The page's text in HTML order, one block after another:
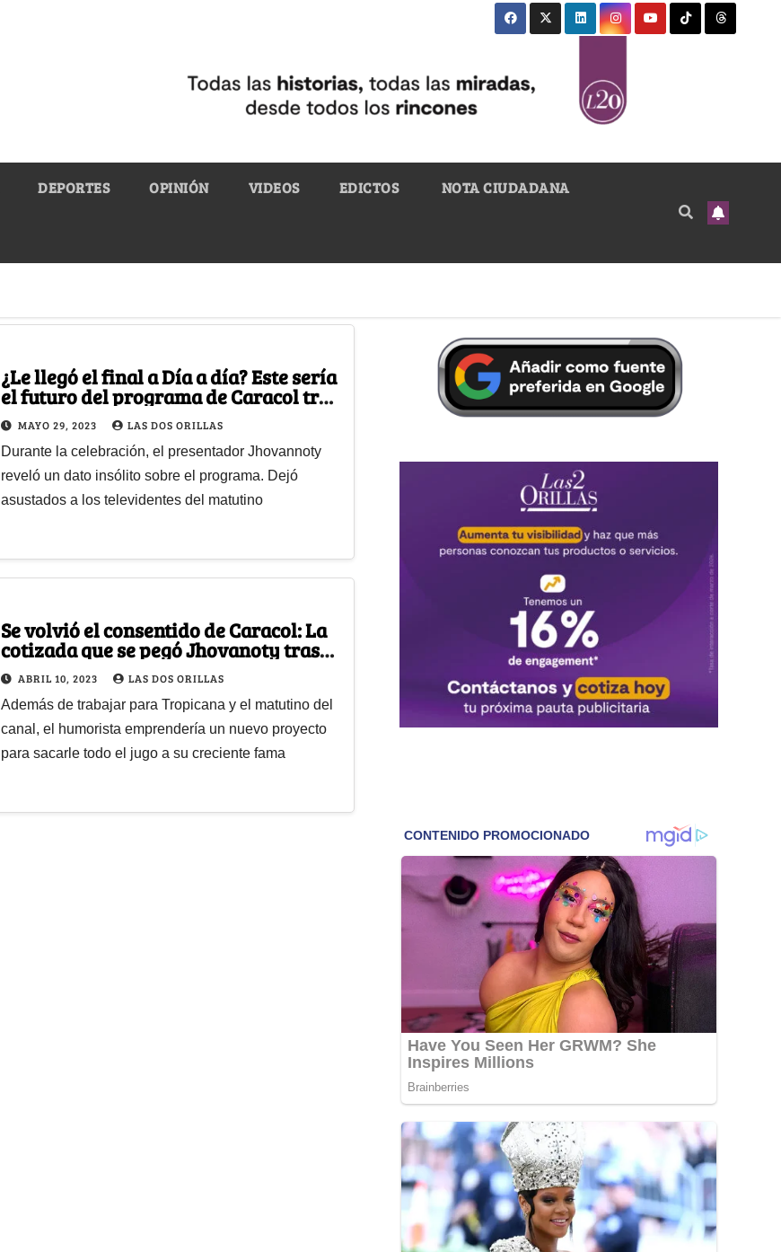
DEPORTES OPINIÓN VIDEOS EDICTOS NOTA CIUDADANA
¿Le llegó el final a Día a día? Este sería
el futuro del programa de Caracol tras
cumplir 22 años
MAYO 29, 2023 LAS DOS ORILLAS
Durante la celebración, el presentador Jhovannoty
reveló un dato insólito sobre el programa. Dejó
asustados a los televidentes del matutino
Se volvió el consentido de Caracol: La
cotizada que se pegó Jhovanoty tras
aparecer en Día a día
ABRIL 10, 2023 LAS DOS ORILLAS
Además de trabajar para Tropicana y el matutino del
canal, el humorista emprendería un nuevo proyecto
para sacarle todo el jugo a su creciente fama